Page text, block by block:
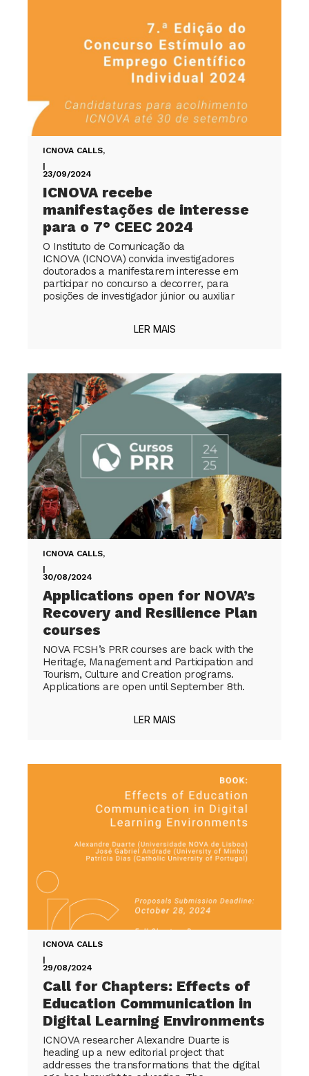
ICNOVA CALLS,
|
23/09/2024
ICNOVA recebe
manifestações de interesse
para o 7° CEEC 2024
O Instituto de Comunicação da
ICNOVA (ICNOVA) convida investigadores
doutorados a manifestarem interesse em
participar no concurso a decorrer, para
posições de investigador júnior ou auxiliar
LER MAIS
ICNOVA CALLS,
|
30/08/2024
Applications open for NOVA’s
Recovery and Resilience Plan
courses
NOVA FCSH’s PRR courses are back with the
Heritage, Management and Participation and
Tourism, Culture and Creation programs.
Applications are open until September 8th.
LER MAIS
ICNOVA CALLS
|
29/08/2024
Call for Chapters: Effects of
Education Communication in
Digital Learning Environments
ICNOVA researcher Alexandre Duarte is
heading up a new editorial project that
addresses the transformations that the digital